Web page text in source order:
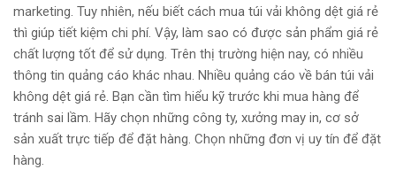
marketing. Tuy nhiên, nếu biết cách mua túi vải không dệt giá rẻ
thì giúp tiết kiệm chi phí. Vậy, làm sao có được sản phẩm giá rẻ
chất lượng tốt để sử dụng. Trên thị trường hiện nay, có nhiều
thông tin quảng cáo khác nhau. Nhiều quảng cáo về bán túi vải
không dệt giá rẻ. Bạn cần tìm hiểu kỹ trước khi mua hàng để
tránh sai lầm. Hãy chọn những công ty, xưởng may in, cơ sở
sản xuất trực tiếp để đặt hàng. Chọn những đơn vị uy tín để đặt
hàng.